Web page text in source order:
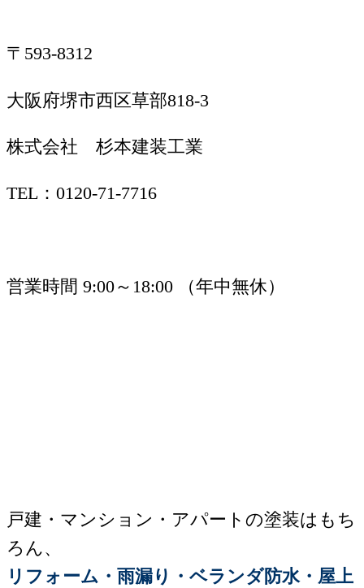
〒593-8312
大阪府堺市西区草部818-3
株式会社 杉本建装工業
TEL：0120-71-7716
営業時間 9:00～18:00 （年中無休）
戸建・マンション・アパートの塗装はもち
ろん、
リフォーム・雨漏り・ベランダ防水・屋上